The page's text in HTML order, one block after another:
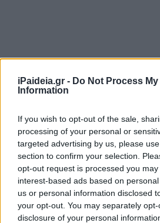
iPaideia.gr - Do Not Process My
Information
If you wish to opt-out of the sale,
processing of your personal or
targeted advertising by us, please
section to confirm your selection.
opt-out request is processed you
interest-based ads based on
us or personal information disclosed
your opt-out. You may separately
disclosure of your personal